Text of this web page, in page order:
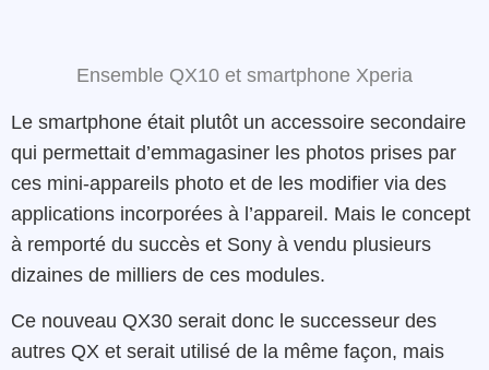
Ensemble QX10 et smartphone Xperia
Le smartphone était plutôt un accessoire secondaire
qui permettait d’emmagasiner les photos prises par
ces mini-appareils photo et de les modifier via des
applications incorporées à l’appareil. Mais le concept
à remporté du succès et Sony à vendu plusieurs
dizaines de milliers de ces modules.
Ce nouveau QX30 serait donc le successeur des
autres QX et serait utilisé de la même façon, mais